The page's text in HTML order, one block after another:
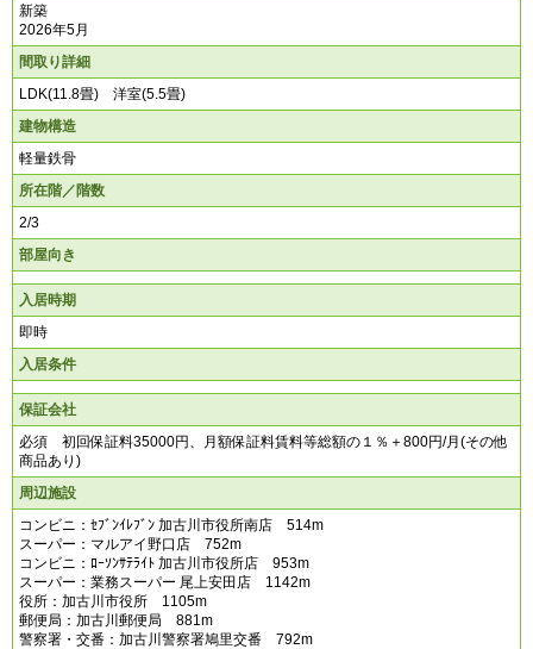
新築
2026年5月
間取り詳細
LDK(11.8畳) 洋室(5.5畳)
建物構造
軽量鉄骨
所在階／階数
2/3
部屋向き
入居時期
即時
入居条件
保証会社
必須 初回保証料35000円、月額保証料賃料等総額の１％＋800円/月(その他
商品あり)
周辺施設
コンビニ：ｾﾌﾞﾝｲﾚﾌﾞﾝ 加古川市役所南店 514m
スーパー：マルアイ野口店 752m
コンビニ：ﾛｰｿﾝｻﾃﾗｲﾄ 加古川市役所店 953m
スーパー：業務スーパー 尾上安田店 1142m
役所：加古川市役所 1105m
郵便局：加古川郵便局 881m
警察署・交番：加古川警察署鳩里交番 792m